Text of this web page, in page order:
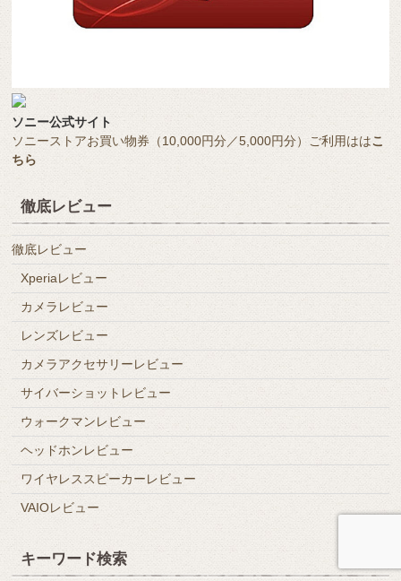
ソニー公式サイト
ソニーストアお買い物券（10,000円分／5,000円分）ご利用ははこ
ちら
徹底レビュー
徹底レビュー
Xperiaレビュー
カメラレビュー
レンズレビュー
カメラアクセサリーレビュー
サイバーショットレビュー
ウォークマンレビュー
ヘッドホンレビュー
ワイヤレススピーカーレビュー
VAIOレビュー
キーワード検索